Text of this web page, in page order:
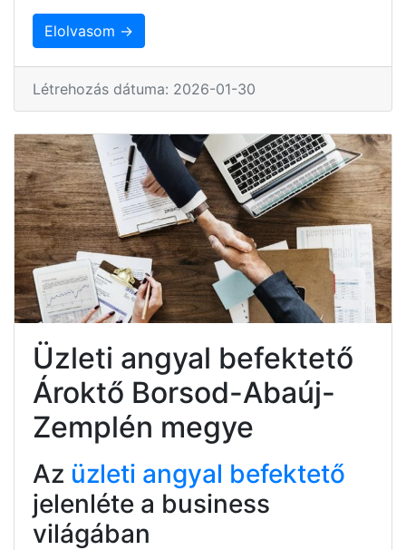
Elolvasom →
Létrehozás dátuma: 2026-01-30
Üzleti angyal befektető
Ároktő Borsod-Abaúj-
Zemplén megye
Az üzleti angyal befektető
jelenléte a business
világában